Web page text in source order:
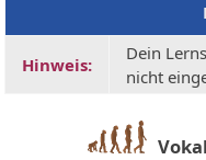
Hinweis:
Dein
nicht